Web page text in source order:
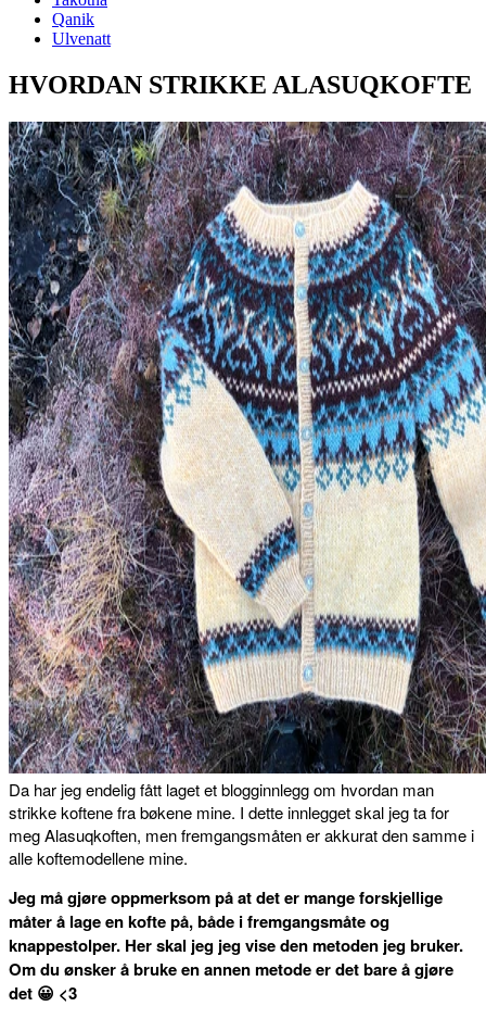
Qanik
Ulvenatt
HVORDAN STRIKKE ALASUQKOFTE
Da har jeg endelig fått laget et blogginnlegg om hvordan man
strikke koftene fra bøkene mine. I dette innlegget skal jeg ta for
meg Alasuqkoften, men fremgangsmåten er akkurat den samme i
alle koftemodellene mine.
Jeg må gjøre oppmerksom på at det er mange forskjellige
måter å lage en kofte på, både i fremgangsmåte og
knappestolper. Her skal jeg jeg vise den metoden jeg bruker.
Om du ønsker å bruke en annen metode er det bare å gjøre
det 😀 <3